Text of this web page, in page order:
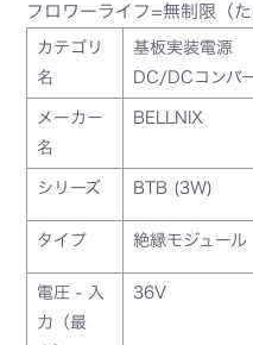
フロワーライフ=無制限（
カテゴリ
名
基板実装電源
DC/DCコンバ
メーカー
名
BELLNIX
シリーズ BTB (3W)
タイプ 絶縁モジュール
電圧 - 入
力（最
36V